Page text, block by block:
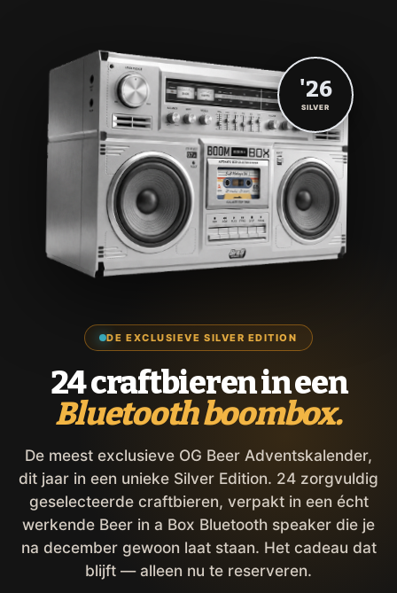
DE EXCLUSIEVE SILVER EDITION
24 craftbieren in een
Bluetooth boombox.
De meest exclusieve OG Beer Adventskalender,
dit jaar in een unieke Silver Edition. 24 zorgvuldig
geselecteerde craftbieren, verpakt in een écht
werkende Beer in a Box Bluetooth speaker die je
na december gewoon laat staan. Het cadeau dat
blijft — alleen nu te reserveren.
'26
SILVER